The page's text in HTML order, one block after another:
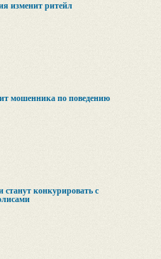
изменит ритейл
мошенника по поведению
станут конкурировать с